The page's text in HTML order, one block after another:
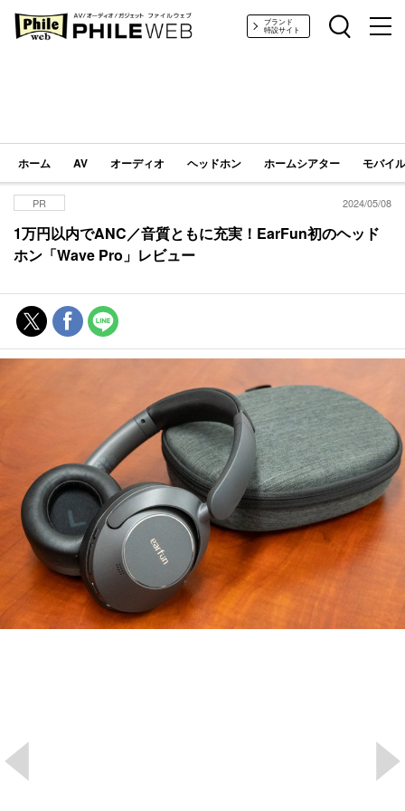
PHILE WEB｜AV/オーディオ/ガジェットブランド
特設サイト
ホーム AV オーディオ ヘッドホン ホームシアター モバイ
PR 2024/05/08
1万円以内でANC／音質ともに充実！EarFun初のヘッド
ホン「Wave Pro」レビュー